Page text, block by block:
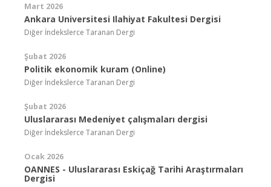
Mart 2026
Ankara Universitesi Ilahiyat Fakultesi Dergisi
Diğer İndekslerce Taranan Dergi
Şubat 2026
Politik ekonomik kuram (Online)
Diğer İndekslerce Taranan Dergi
Şubat 2026
Uluslararası Medeniyet çalışmaları dergisi
Diğer İndekslerce Taranan Dergi
Ocak 2026
OANNES - Uluslararası Eskiçağ Tarihi Araştırmaları
Dergisi